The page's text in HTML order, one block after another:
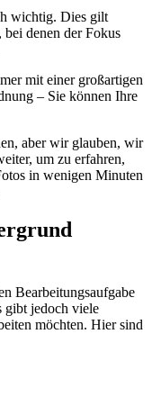
wichtig. Dies gilt
denen der Fokus
mit einer großartigen
– Sie können Ihre
aber wir glauben, wir
um zu erfahren,
in wenigen Minuten
Bearbeitungsaufgabe
gibt jedoch viele
möchten. Hier sind